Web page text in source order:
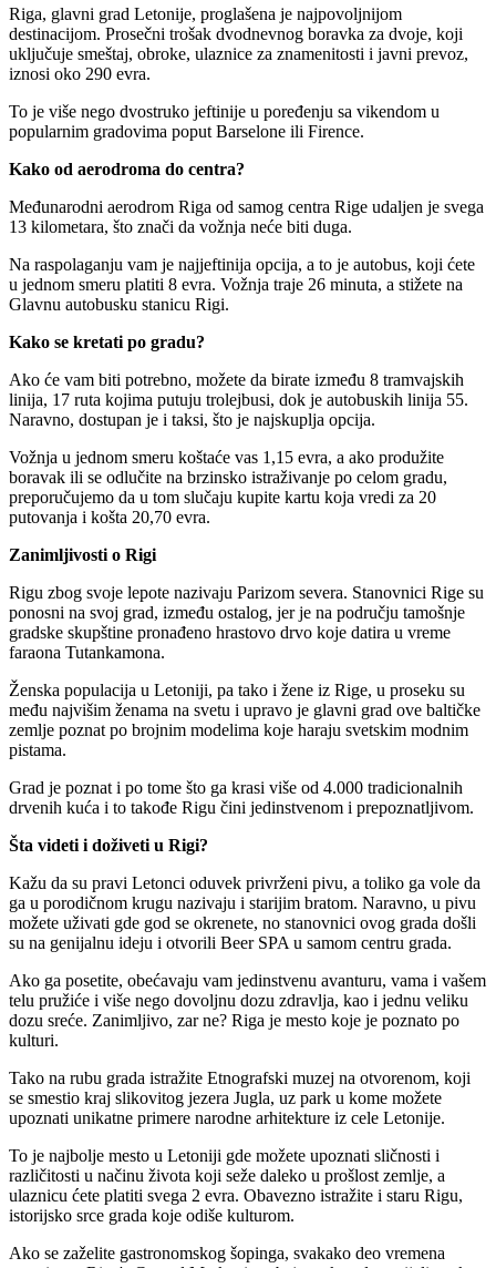
Riga, glavni grad Letonije, proglašena je najpovoljnijom
destinacijom. Prosečni trošak dvodnevnog boravka za dvoje, koji
uključuje smeštaj, obroke, ulaznice za znamenitosti i javni prevoz,
iznosi oko 290 evra.
To je više nego dvostruko jeftinije u poređenju sa vikendom u
popularnim gradovima poput Barselone ili Firence.
Kako od aerodroma do centra?
Međunarodni aerodrom Riga od samog centra Rige udaljen je svega
13 kilometara, što znači da vožnja neće biti duga.
Na raspolaganju vam je najjeftinija opcija, a to je autobus, koji ćete
u jednom smeru platiti 8 evra. Vožnja traje 26 minuta, a stižete na
Glavnu autobusku stanicu Rigi.
Kako se kretati po gradu?
Ako će vam biti potrebno, možete da birate između 8 tramvajskih
linija, 17 ruta kojima putuju trolejbusi, dok je autobuskih linija 55.
Naravno, dostupan je i taksi, što je najskuplja opcija.
Vožnja u jednom smeru koštaće vas 1,15 evra, a ako produžite
boravak ili se odlučite na brzinsko istraživanje po celom gradu,
preporučujemo da u tom slučaju kupite kartu koja vredi za 20
putovanja i košta 20,70 evra.
Zanimljivosti o Rigi
Rigu zbog svoje lepote nazivaju Parizom severa. Stanovnici Rige su
ponosni na svoj grad, između ostalog, jer je na području tamošnje
gradske skupštine pronađeno hrastovo drvo koje datira u vreme
faraona Tutankamona.
Ženska populacija u Letoniji, pa tako i žene iz Rige, u proseku su
među najvišim ženama na svetu i upravo je glavni grad ove baltičke
zemlje poznat po brojnim modelima koje haraju svetskim modnim
pistama.
Grad je poznat i po tome što ga krasi više od 4.000 tradicionalnih
drvenih kuća i to takođe Rigu čini jedinstvenom i prepoznatljivom.
Šta videti i doživeti u Rigi?
Kažu da su pravi Letonci oduvek privrženi pivu, a toliko ga vole da
ga u porodičnom krugu nazivaju i starijim bratom. Naravno, u pivu
možete uživati gde god se okrenete, no stanovnici ovog grada došli
su na genijalnu ideju i otvorili Beer SPA u samom centru grada.
Ako ga posetite, obećavaju vam jedinstvenu avanturu, vama i vašem
telu pružiće i više nego dovoljnu dozu zdravlja, kao i jednu veliku
dozu sreće. Zanimljivo, zar ne? Riga je mesto koje je poznato po
kulturi.
Tako na rubu grada istražite Etnografski muzej na otvorenom, koji
se smestio kraj slikovitog jezera Jugla, uz park u kome možete
upoznati unikatne primere narodne arhitekture iz cele Letonije.
To je najbolje mesto u Letoniji gde možete upoznati sličnosti i
različitosti u načinu života koji seže daleko u prošlost zemlje, a
ulaznicu ćete platiti svega 2 evra. Obavezno istražite i staru Rigu,
istorijsko srce grada koje odiše kulturom.
Ako se zaželite gastronomskog šopinga, svakako deo vremena